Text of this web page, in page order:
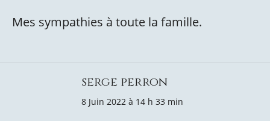
Mes sympathies à toute la famille.
serge perron
8 Juin 2022 à 14 h 33 min